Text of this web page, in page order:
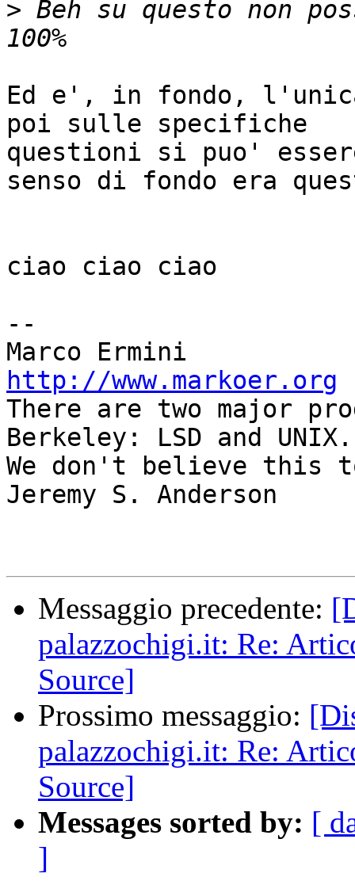
> Beh su questo non
Ed e', in fondo,
poi sulle specifiche
questioni si puo'
senso di fondo era
ciao ciao ciao
--
http://www.markoer.org
There are two major
Berkeley: LSD and UNIX.
We don't believe this
Jeremy S. Anderson
Messaggio precedente:
palazzochigi.it: Re:
Source]
Prossimo messaggio:
palazzochigi.it: Re:
Source]
Messages sorted by: [
]